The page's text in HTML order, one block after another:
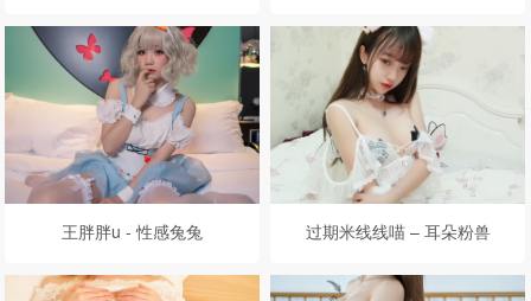
王胖胖u - 性感兔兔 过期米线线喵 – 耳朵粉兽